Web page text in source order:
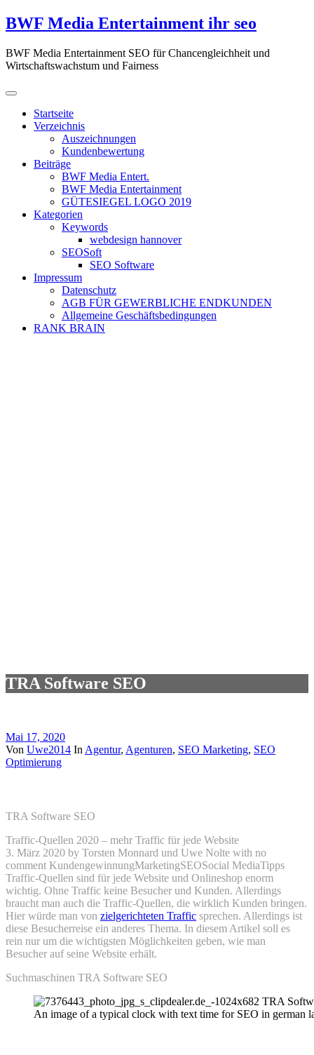
Zum
Inhalt
BWF Media Entertainment ihr seo
BWF Media Entertainment SEO für Chancengleichheit und
Wirtschaftswachstum und Fairness
Startseite
Verzeichnis
Auszeichnungen
Kundenbewertung
Beiträge
BWF Media Entert.
BWF Media Entertainment
GÜTESIEGEL LOGO 2019
Kategorien
Keywords
webdesign hannover
SEOSoft
SEO Software
Impressum
Datenschutz
AGB FÜR GEWERBLICHE ENDKUNDEN
Allgemeine Geschäftsbedingungen
RANK BRAIN
TRA Software SEO
Mai 17, 2020
Von Uwe2014 In Agentur, Agenturen, SEO Marketing, SEO
Optimierung
TRA Software SEO
Traffic-Quellen 2020 – mehr Traffic für jede Website
3. März 2020 by Torsten Monnard und Uwe Nolte with no
comment KundengewinnungMarketingSEOSocial MediaTipps
Traffic-Quellen sind für jede Website und Onlineshop enorm
wichtig. Ohne Traffic keine Besucher und Kunden. Allerdings
braucht man auch die Traffic-Quellen, die wirklich Kunden bringen.
Hier würde man von zielgerichteten Traffic sprechen. Allerdings ist
diese Besucherreise ein anderes Thema. In diesem Artikel soll es
rein nur um die wichtigsten Möglichkeiten geben, wie man
Besucher auf seine Website erhält.
Suchmaschinen TRA Software SEO
An image of a typical clock with text time for SEO in german